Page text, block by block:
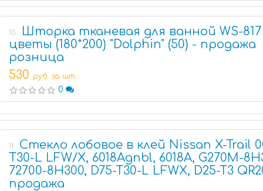
10
Шторка тканевая для ванной WS-817
цветы (180*200) "Dolphin" (50) - продажа
розница
530 руб. за шт.
0
11
Стекло лобовое в клей Nissan X-Trail
T30-L LFW/X, 6018Agnbl, 6018A, G270M-
72700-8H300, D75-T30-L LFWX, D25-T3
продажа